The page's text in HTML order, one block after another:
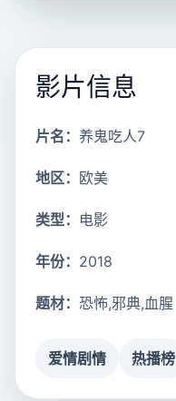
影片信息
片名： 养鬼吃人7
地区： 欧美
类型： 电影
年份： 2018
题材： 恐怖,邪典,血腥
爱情剧情 热播榜